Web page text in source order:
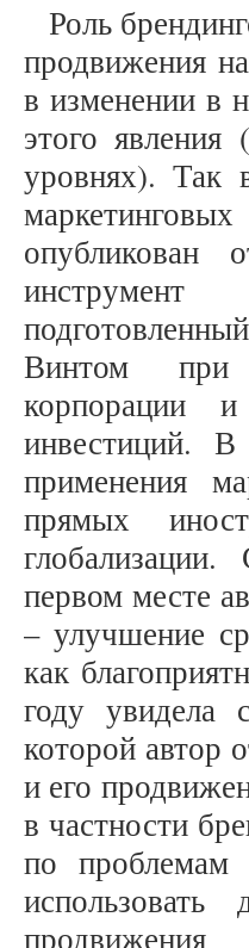
Роль
продвижения
в изменении в
этого
уровнях). Так
опубликован
инструмент
Винтом при
корпорации
инвестиций. В
применения
прямых
первом месте
– улучшение
как
году увидела
которой автор
и его
в частности
по проблемам